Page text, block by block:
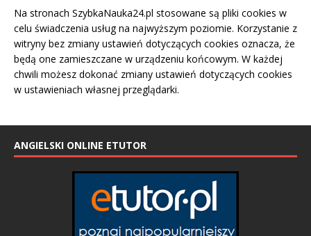
Na stronach SzybkaNauka24.pl stosowane są pliki cookies w
celu świadczenia usług na najwyższym poziomie. Korzystanie z
witryny bez zmiany ustawień dotyczących cookies oznacza, że
będą one zamieszczane w urządzeniu końcowym. W każdej
chwili możesz dokonać zmiany ustawień dotyczących cookies
w ustawieniach własnej przeglądarki.
ANGIELSKI ONLINE ETUTOR